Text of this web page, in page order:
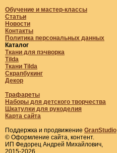
Обучение и мастер-классы
Статьи
Новости
Контакты
Политика персональных данных
Каталог
Ткани для пэчворка
Tilda
Ткани Tilda
Скрапбукинг
Декор
Трафареты
Наборы для детского творчества
Шкатулки для рукоделия
Карта сайта
Поддержка и продвижение GranStudio
© Оформление сайта, контент.
ИП Федорец Андрей Михайлович,
2015-2026